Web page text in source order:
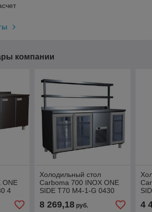
компании
ONE
4
Холодильный стол
Carboma 700 INOX ONE
SIDE T70 M4-1-G 0430
8 269,18руб. 4